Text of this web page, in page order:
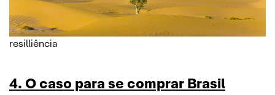
resilliência
4. O caso para se comprar Brasil